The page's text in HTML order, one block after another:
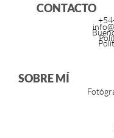
SOBRE MÍ
CONTACTO